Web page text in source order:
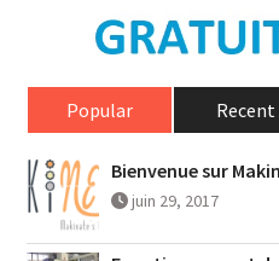
Popular Recent
Bienvenue sur
juin 29, 2017